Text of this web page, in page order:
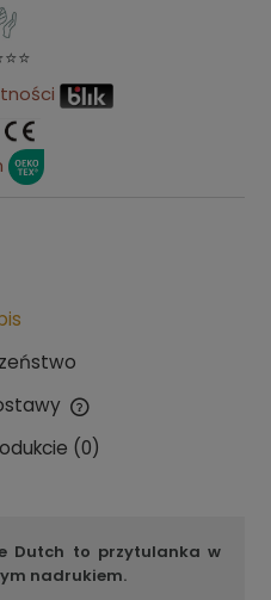
kosztów płatności
(0)
Dutch to przytulanka w
nadrukiem.